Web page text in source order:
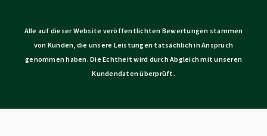
Alle auf dieser Website veröffentlichten Bewertungen stammen
von Kunden, die unsere Leistungen tatsächlich in Anspruch
genommen haben. Die Echtheit wird durch Abgleich mit unseren
Kundendaten überprüft.